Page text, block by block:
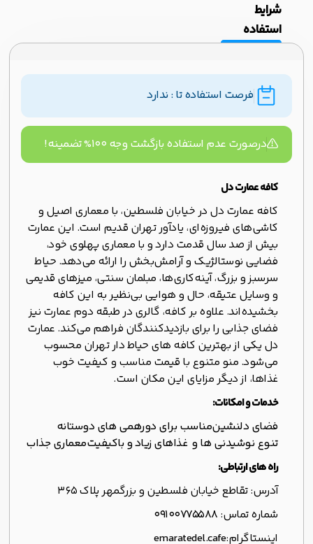
شرایط
استفاده
فرصت استفاده تا : ندارد
درصورت عدم استفاده بازگشت وجه ۱۰۰% تضمینه!
کافه عمارت دل
کافه عمارت دل در خیابان فلسطین، با معماری اصیل و
کاشی‌های فیروزه‌ای، یادآور تهران قدیم است. این عمارت
بیش از صد سال قدمت دارد و با معماری پهلوی خود،
فضایی نوستالژیک و آرامش‌بخش را ارائه می‌دهد. حیاط
سرسبز و بزرگ، آینه‌کاری‌ها، مبلمان سنتی، میزهای قدیمی
و وسایل عتیقه، حال و هوایی بی‌نظیر به این کافه
بخشیده‌اند. علاوه بر کافه، گالری در طبقه دوم عمارت نیز
فضای جذابی را برای بازدیدکنندگان فراهم می‌کند. عمارت
دل یکی از بهترین کافه های حیاط دار تهران محسوب
می‌شود. منو متنوع با قیمت مناسب و کیفیت خوب
غذاها، از دیگر مزایای این مکان است.
خدمات و امکانات:
فضای دلنشینمناسب برای دورهمی های دوستانه
تنوع نوشیدنی ها و غذاهای زیاد و باکیفیتمعماری جذاب
راه های ارتباطی:
آدرس: تقاطع خیابان فلسطین و بزرگمهر پلاک 365
شماره تماس: 09100775588
اینستاگرام:emaratedel.cafe